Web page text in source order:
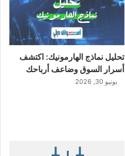
تحليل نماذج الهارمونيك: اكتشف
أسرار السوق وضاعف أرباحك
يونيو 30, 2026